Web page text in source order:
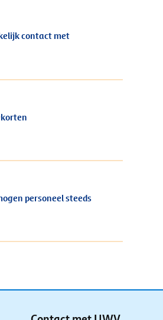
contact met
personeel steeds